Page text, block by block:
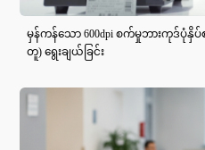
မှန်ကန်သော 600dpi စက်မှုဘားကုဒ်ပုံနှိ
တူ) ရွေးချယ်ခြင်း